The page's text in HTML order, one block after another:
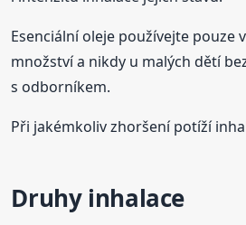
Esenciální oleje používejte pouze
množství a nikdy u malých dětí
s odborníkem.
Při jakémkoliv zhoršení potíží
Druhy inhalace